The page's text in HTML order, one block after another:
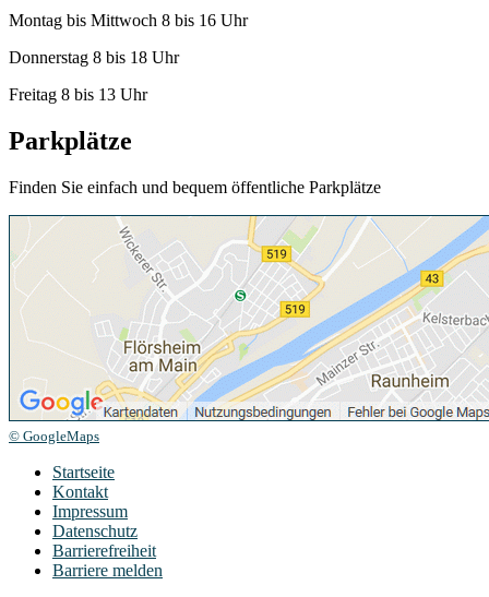
Montag bis Mittwoch 8 bis 16 Uhr
Donnerstag 8 bis 18 Uhr
Freitag 8 bis 13 Uhr
Parkplätze
Finden Sie einfach und bequem öffentliche Parkplätze
© GoogleMaps
Startseite
Kontakt
Impressum
Datenschutz
Barrierefreiheit
Barriere melden